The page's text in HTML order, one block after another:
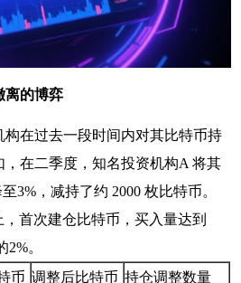
离的博弈
构在过去一段时间内对其比特币持
在二季度，知名投资机构A 将其
3%，减持了约 2000 枚比特币。
首次建仓比特币，买入量达到
2%。
币 调整后比特币 持仓调整数量